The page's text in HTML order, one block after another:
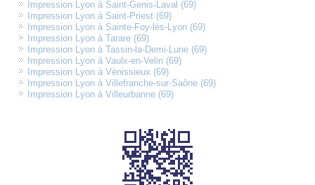
Impression Lyon à Saint-Genis-Laval (69)
Impression Lyon à Saint-Priest (69)
Impression Lyon à Sainte-Foy-lès-Lyon (69)
Impression Lyon à Tarare (69)
Impression Lyon à Tassin-la-Demi-Lune (69)
Impression Lyon à Vaulx-en-Velin (69)
Impression Lyon à Vénissieux (69)
Impression Lyon à Villefranche-sur-Saône (69)
Impression Lyon à Villeurbanne (69)